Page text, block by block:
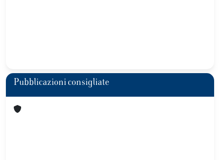
Pubblicazioni consigliate